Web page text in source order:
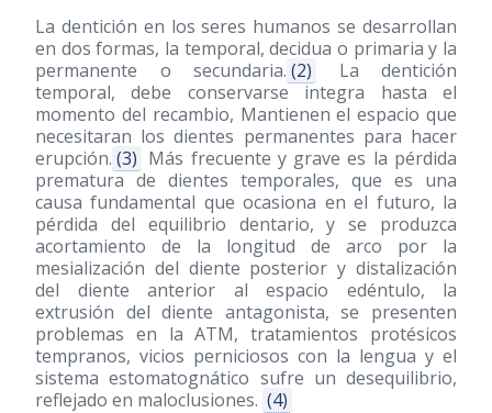
La dentición en los seres humanos se desarrollan
en dos formas, la temporal, decidua o primaria y la
permanente o secundaria. (2)
La dentición
temporal, debe conservarse integra hasta el
momento del recambio, Mantienen el espacio que
necesitaran los dientes permanentes para hacer
erupción. (3) Más frecuente y grave es la pérdida
prematura de dientes temporales, que es una
causa fundamental que ocasiona en el futuro, la
pérdida del equilibrio dentario, y se produzca
acortamiento de la longitud de arco por la
mesialización del diente posterior y distalización
del diente anterior al espacio edéntulo, la
extrusión del diente antagonista, se presenten
problemas en la ATM, tratamientos protésicos
tempranos, vicios perniciosos con la lengua y el
sistema estomatognático sufre un desequilibrio,
reflejado en maloclusiones. (4)